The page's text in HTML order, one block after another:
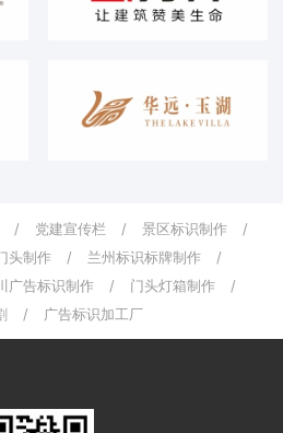
/ 党建宣传栏 / 景区标识制作
/
头制作 / 兰州标识标牌制作
/
广告标识制作 / 门头灯箱制作
/
/ 广告标识加工厂